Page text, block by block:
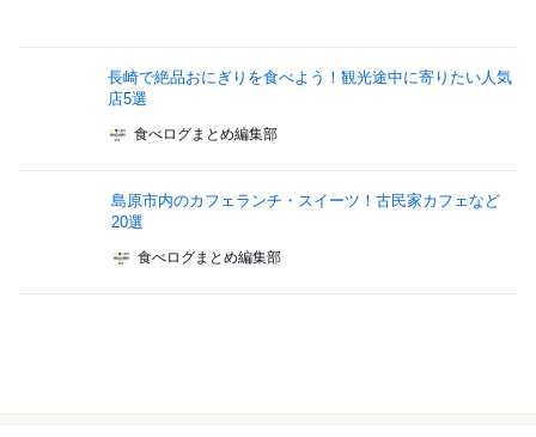
長崎で絶品おにぎりを食べよう！観光途中に寄りたい人気
店5選
食べログまとめ編集部
島原市内のカフェランチ・スイーツ！古民家カフェなど
20選
食べログまとめ編集部